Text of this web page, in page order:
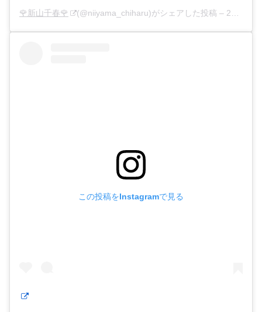
🌹新山千春🌹 (@niiyama_chiharu)がシェアした投稿 – 2020年 8月月12日午前4時10分PDT
この投稿をInstagramで見る